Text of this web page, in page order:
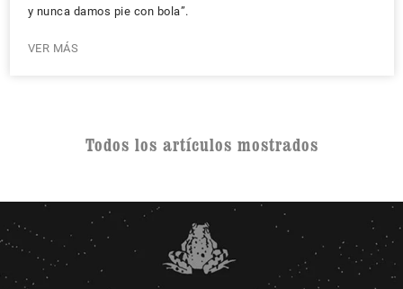
y nunca damos pie con bola”.
VER MÁS
Todos los artículos mostrados